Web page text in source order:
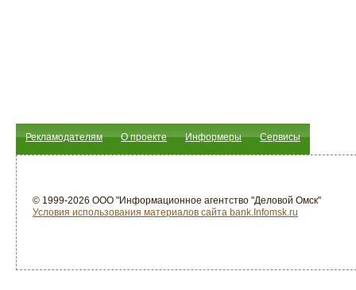
Рекламодателям О проекте Информеры Сервисы
© 1999-2026 ООО "Информационное агентство "Деловой Омск"
Условия использования материалов сайта bank.Infomsk.ru